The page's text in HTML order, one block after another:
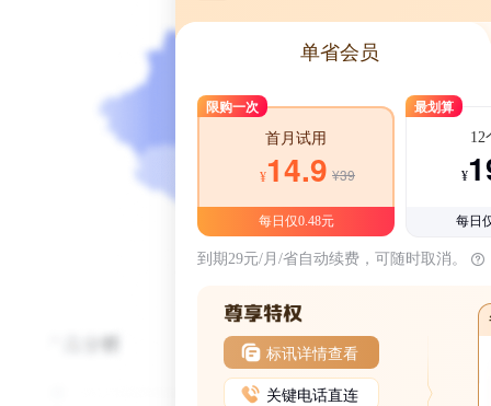
单省会员
限购一次
首月试用
¥14.9 ¥39
每日仅0.48元
最划算
12
¥
每日
到期29元/月/省自动续费，可随时取消。
标讯详情查看
关键电话直连